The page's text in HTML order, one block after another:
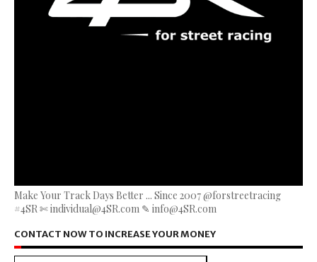
Make Your Track Days Better ... Since 2007 @forstreetracing
#4SR ✄ individual@4SR.com ✎ info@4SR.com
CONTACT NOW TO INCREASE YOUR MONEY